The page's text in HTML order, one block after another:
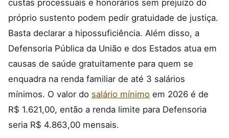
custas processuais e honorários sem prejuízo do
próprio sustento podem pedir gratuidade de justiça.
Basta declarar a hipossuficiência. Além disso, a
Defensoria Pública da União e dos Estados atua em
causas de saúde gratuitamente para quem se
enquadra na renda familiar de até 3 salários
mínimos. O valor do salário mínimo em 2026 é de
R$ 1.621,00, então a renda limite para Defensoria
seria R$ 4.863,00 mensais.